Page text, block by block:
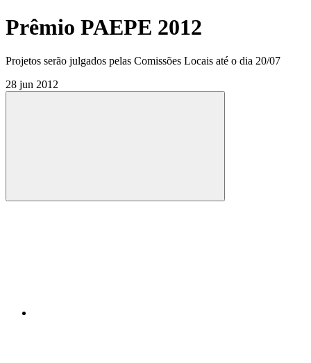
Prêmio PAEPE 2012
Projetos serão julgados pelas Comissões Locais até o dia 20/07
28 jun 2012
Compartilhar